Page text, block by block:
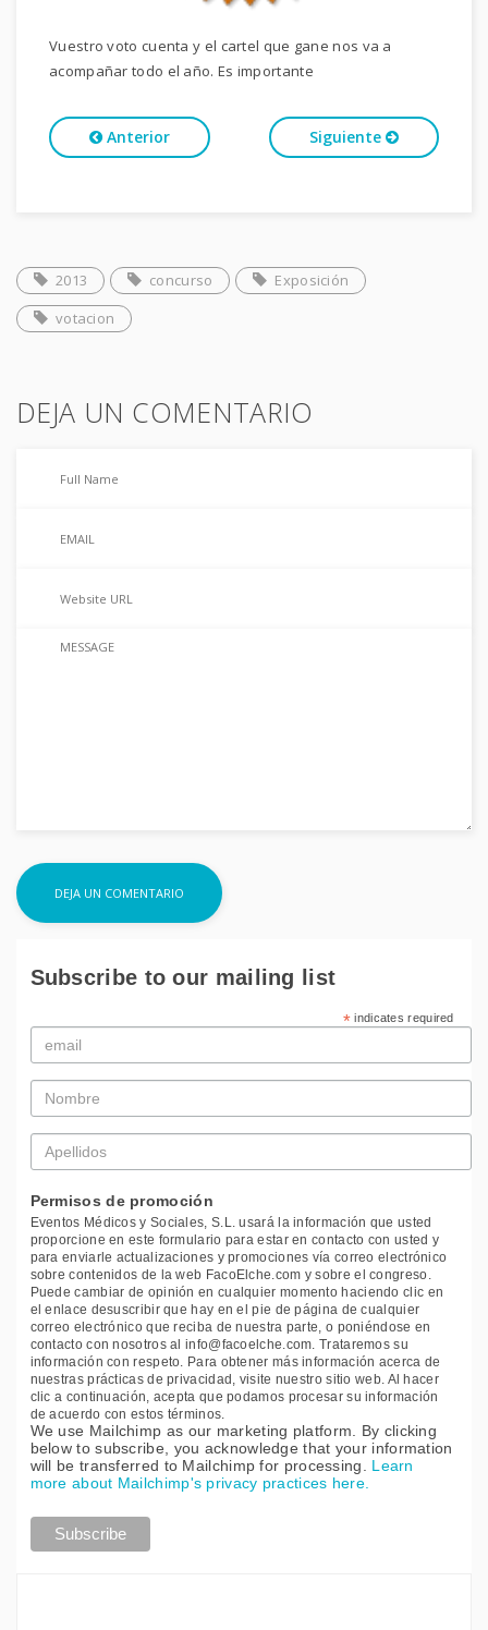
Vuestro voto cuenta y el cartel que gane nos va a
acompañar todo el año. Es importante
Anterior Siguiente
2013 concurso
Exposición
votacion
DEJA UN COMENTARIO
Subscribe to our mailing list
* indicates required
Email
*
Nombre
*
Apellidos
*
Permisos de promoción
Eventos Médicos y Sociales, S.L. usará la información que usted
proporcione en este formulario para estar en contacto con usted y
para enviarle actualizaciones y promociones vía correo electrónico
sobre contenidos de la web FacoElche.com y sobre el congreso.
Puede cambiar de opinión en cualquier momento haciendo clic en
el enlace desuscribir que hay en el pie de página de cualquier
correo electrónico que reciba de nuestra parte, o poniéndose en
contacto con nosotros al info@facoelche.com. Trataremos su
información con respeto. Para obtener más información acerca de
nuestras prácticas de privacidad, visite nuestro sitio web. Al hacer
clic a continuación, acepta que podamos procesar su información
de acuerdo con estos términos.
We use Mailchimp as our marketing platform. By clicking
below to subscribe, you acknowledge that your information
will be transferred to Mailchimp for processing. Learn
more about Mailchimp's privacy practices here.